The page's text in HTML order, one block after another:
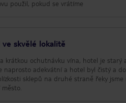
použil, pokud se vrátíme
skvělé lokalitě
krátkou ochutnávku vína, hotel je starý
naprosto adekvátní a hotel byl čistý a
sklepů na druhé straně řeky